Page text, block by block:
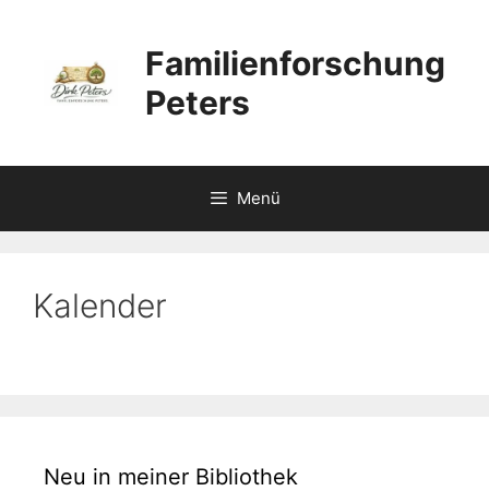
springen
Familienforschung
Peters
Menü
Kalender
Neu in meiner Bibliothek